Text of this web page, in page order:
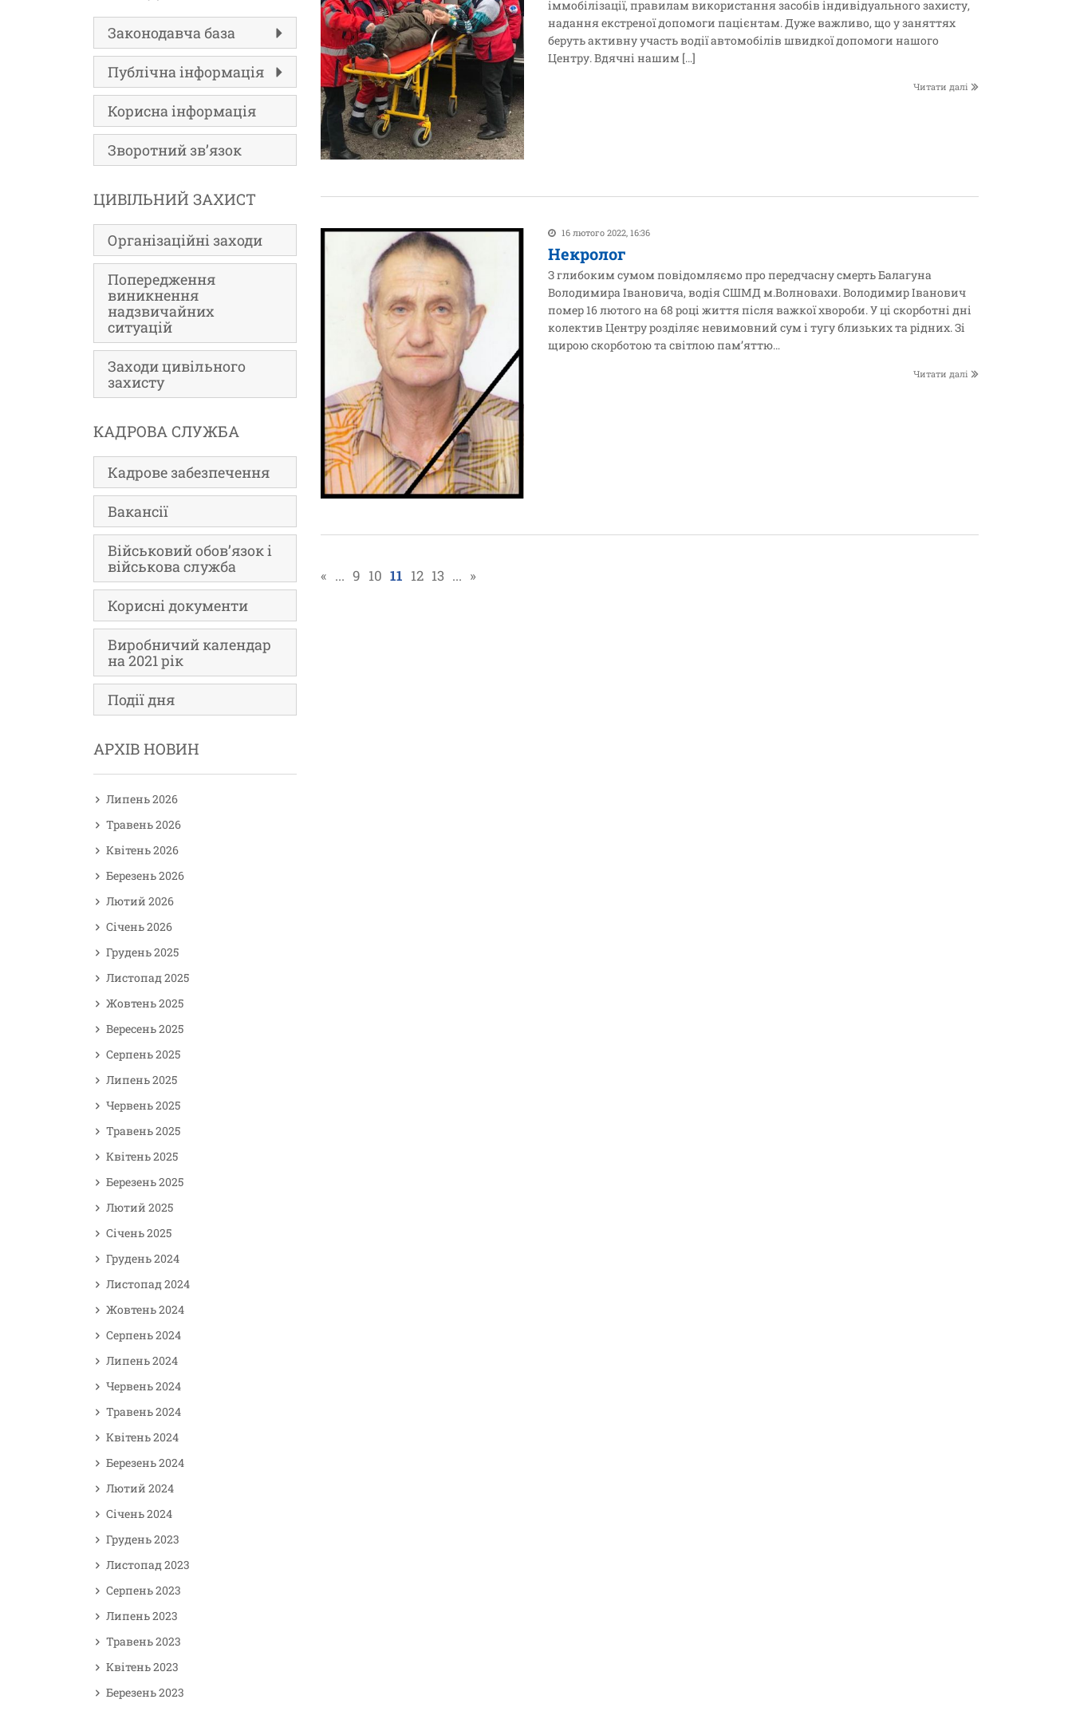
Законодавча база
Публічна інформація
Корисна інформація
Зворотний зв’язок
ЦИВІЛЬНИЙ ЗАХИСТ
Організаційні заходи
Попередження
виникнення
надзвичайних
ситуацій
Заходи цивільного
захисту
КАДРОВА СЛУЖБА
Кадрове забезпечення
Вакансії
Військовий обов’язок і
військова служба
Корисні документи
Виробничий календар
на 2021 рік
Події дня
АРХІВ НОВИН
Липень 2026
Травень 2026
Квітень 2026
Березень 2026
Лютий 2026
Січень 2026
Грудень 2025
Листопад 2025
Жовтень 2025
Вересень 2025
Серпень 2025
Липень 2025
Червень 2025
Травень 2025
Квітень 2025
Березень 2025
Лютий 2025
Січень 2025
Грудень 2024
Листопад 2024
Жовтень 2024
Серпень 2024
Липень 2024
Червень 2024
Травень 2024
Квітень 2024
Березень 2024
Лютий 2024
Січень 2024
Грудень 2023
Листопад 2023
Серпень 2023
Липень 2023
Травень 2023
Квітень 2023
Березень 2023
іммобілізації, правилам використання засобів індивідуального захисту,
надання екстреної допомоги пацієнтам. Дуже важливо, що у заняттях
беруть активну участь водії автомобілів швидкої допомоги нашого
Центру. Вдячні нашим […]
Читати далі
16 лютого 2022, 16:36
Некролог
З глибоким сумом повідомляємо про передчасну смерть Балагуна
Володимира Івановича, водія СШМД м.Волновахи. Володимир Іванович
помер 16 лютого на 68 році життя після важкої хвороби. У ці скорботні дні
колектив Центру розділяє невимовний сум і тугу близьких та рідних. Зі
щирою скорботою та світлою пам’яттю…
Читати далі
« ... 9 10 11 12 13 ... »